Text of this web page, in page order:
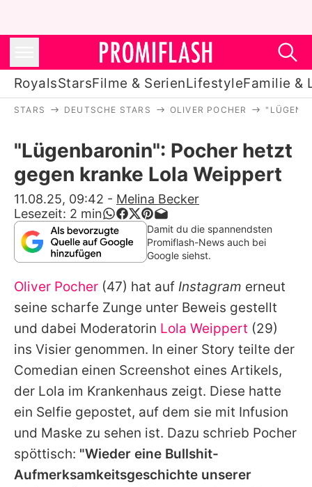
RoyalsStarsFilme & SerienLifestyleFamilie &
Stars
Filme & Serien
Lifestyle
Familie & Liebe
Alle Themen auf Promiflash
Jobs
App runterladen
Team
Redaktionelle Richtlinien
Impressum
STARS DEUTSCHE STARS OLIVER POCHER
"Lügenbaronin": Pocher hetzt
gegen kranke Lola Weippert
11.08.25, 09:42 - Melina Becker
Lesezeit: 2 min
Damit du die spannendsten
Promiflash-News auch bei
Google siehst.
Oliver Pocher (47) hat auf Instagram erneut
seine scharfe Zunge unter Beweis gestellt
und dabei Moderatorin Lola Weippert (29)
ins Visier genommen. In einer Story teilte der
Comedian einen Screenshot eines Artikels,
der Lola im Krankenhaus zeigt. Diese hatte
ein Selfie gepostet, auf dem sie mit Infusion
und Maske zu sehen ist. Dazu schrieb Pocher
spöttisch: "Wieder eine Bullshit-
Aufmerksamkeitsgeschichte unserer